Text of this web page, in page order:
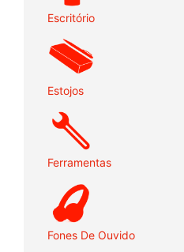
Escritório
Estojos
Ferramentas
Fones De Ouvido